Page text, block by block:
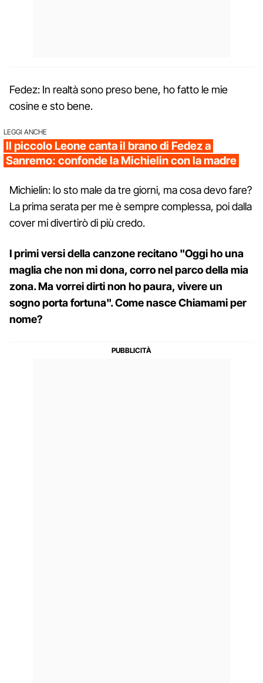
Fedez: In realtà sono preso bene, ho fatto le mie
cosine e sto bene.
LEGGI ANCHE
Il piccolo Leone canta il brano di Fedez a
Sanremo: confonde la Michielin con la madre
Michielin: Io sto male da tre giorni, ma cosa devo fare?
La prima serata per me è sempre complessa, poi dalla
cover mi divertirò di più credo.
I primi versi della canzone recitano "Oggi ho una
maglia che non mi dona, corro nel parco della mia
zona. Ma vorrei dirti non ho paura, vivere un
sogno porta fortuna". Come nasce Chiamami per
nome?